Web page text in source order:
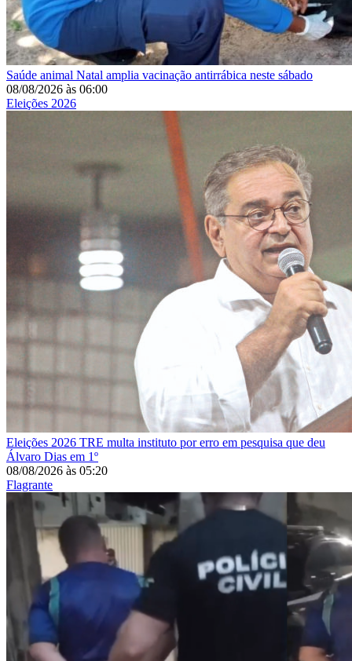
Saúde animal Natal amplia vacinação antirrábica neste sábado
08/08/2026 às 06:00
Eleições 2026
Eleições 2026 TRE multa instituto por erro em pesquisa que deu
Álvaro Dias em 1º
08/08/2026 às 05:20
Flagrante